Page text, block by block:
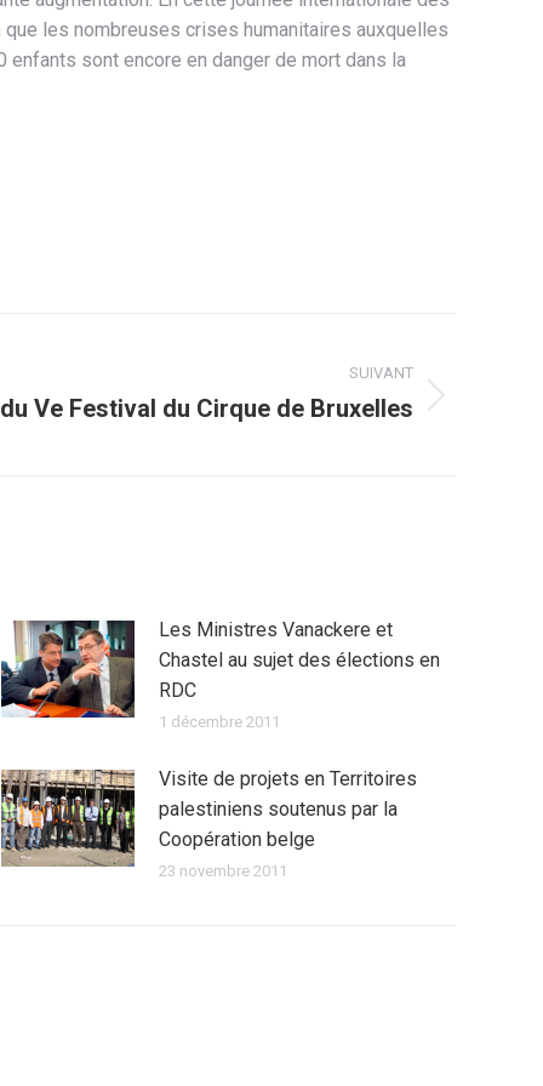
les nombreuses crises humanitaires auxquelles
enfants sont encore en danger de mort dans la
SUIVANT
Ve Festival du Cirque de Bruxelles
Les Ministres Vanackere et
Chastel au sujet des élections en
RDC
1 décembre 2011
Visite de projets en Territoires
palestiniens soutenus par la
Coopération belge
23 novembre 2011